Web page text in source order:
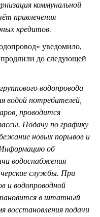
коммунальной
привлечения
кредитов.
уведомило,
продлили до следующей
водопровода
водой потребителей,
проводится
Подачу по графику
новых порывов и
об
водоснабжения
службы. При
и водопроводной
в штатный
восстановления подачи